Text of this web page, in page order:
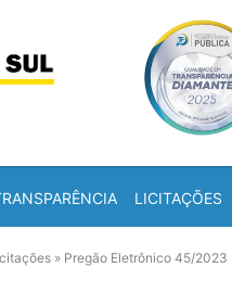
LICITAÇÕES
» Pregão Eletrônico 45/2023